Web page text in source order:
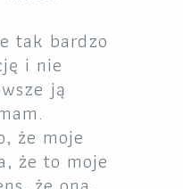
tak bardzo
i nie
ją
że moje
że to moje